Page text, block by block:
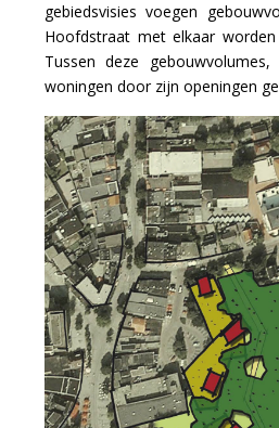
gebiedsvisies voegen
Hoofdstraat met elkaar
Tussen deze
woningen door zijn openingen